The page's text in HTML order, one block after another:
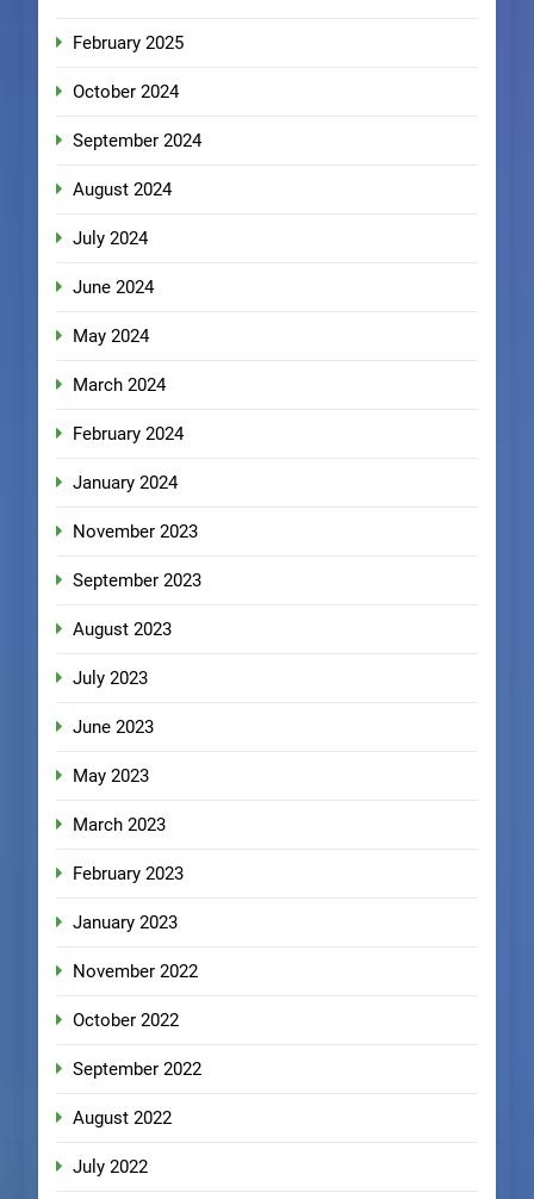
February 2025
October 2024
September 2024
August 2024
July 2024
June 2024
May 2024
March 2024
February 2024
January 2024
November 2023
September 2023
August 2023
July 2023
June 2023
May 2023
March 2023
February 2023
January 2023
November 2022
October 2022
September 2022
August 2022
July 2022